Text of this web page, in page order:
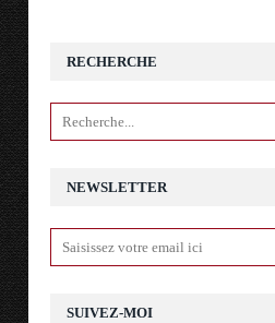
NEWSLETTER
SUIVEZ-MOI
RECHERCHE